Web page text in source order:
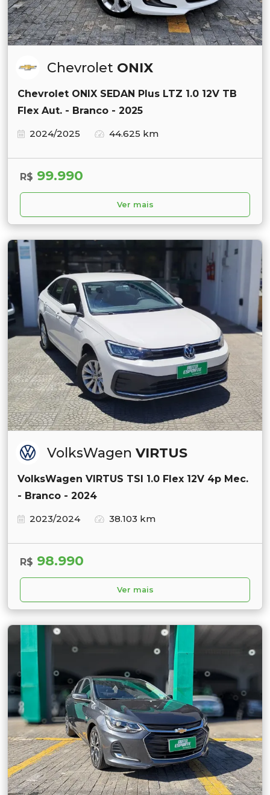
Chevrolet ONIX
Chevrolet ONIX SEDAN Plus LTZ 1.0 12V TB
Flex Aut. - Branco - 2025
2024/2025
44.625 km
R$ 99.990
Ver mais
VolksWagen VIRTUS
VolksWagen VIRTUS TSI 1.0 Flex 12V 4p Mec.
- Branco - 2024
2023/2024
38.103 km
R$ 98.990
Ver mais